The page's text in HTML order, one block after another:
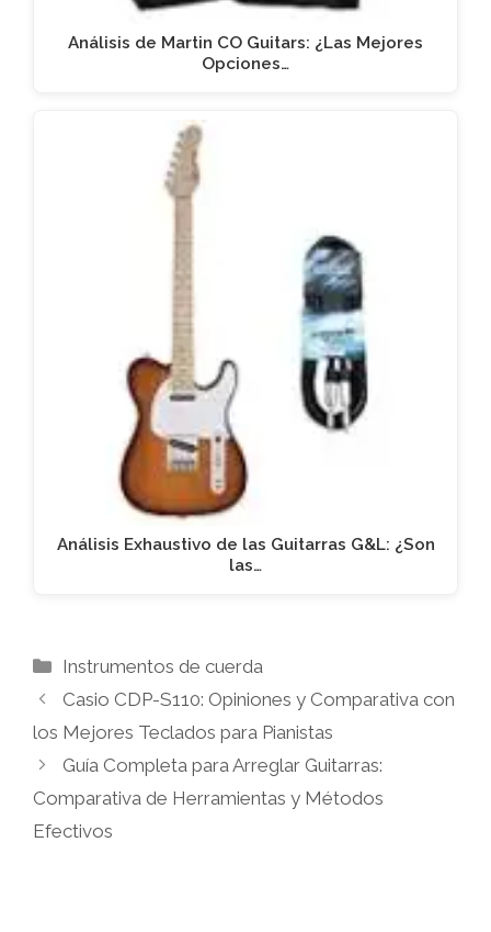
Análisis de Martin CO Guitars: ¿Las Mejores
Opciones…
Análisis Exhaustivo de las Guitarras G&L: ¿Son
las…
Categorías
Instrumentos de cuerda
Casio CDP-S110: Opiniones y Comparativa con
los Mejores Teclados para Pianistas
Guía Completa para Arreglar Guitarras:
Comparativa de Herramientas y Métodos
Efectivos